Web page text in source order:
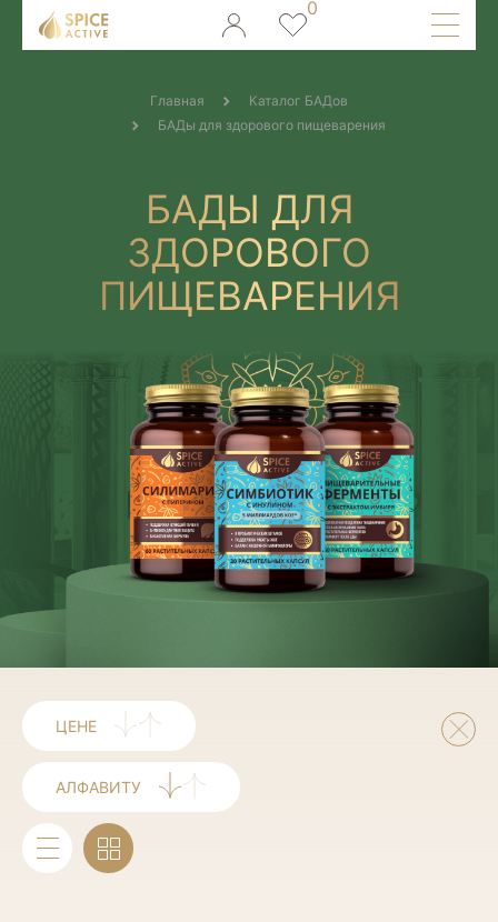
Главная
Каталог БАДов
БАДы для здорового пищеварения
БАДЫ ДЛЯ
ЗДОРОВОГО
ПИЩЕВАРЕНИЯ
ЦЕНЕ
АЛФАВИТУ